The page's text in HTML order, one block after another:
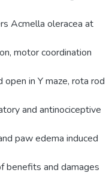
Acmella oleracea at
motor coordination
in Y maze, rota rod
and antinociceptive
paw edema induced
benefits and damages